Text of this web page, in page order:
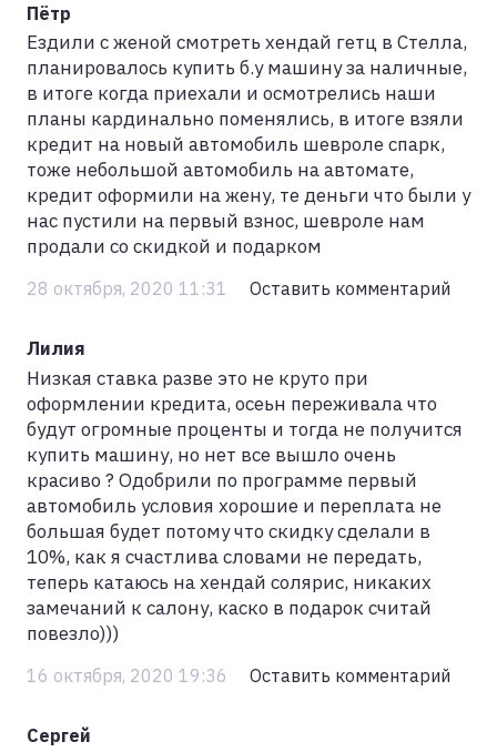
Пётр
Ездили с женой смотреть хендай гетц в Стелла,
планировалось купить б.у машину за наличные,
в итоге когда приехали и осмотрелись наши
планы кардинально поменялись, в итоге взяли
кредит на новый автомобиль шевроле спарк,
тоже небольшой автомобиль на автомате,
кредит оформили на жену, те деньги что были у
нас пустили на первый взнос, шевроле нам
продали со скидкой и подарком
28 октября, 2020 11:31 Оставить комментарий
Лилия
Низкая ставка разве это не круто при
оформлении кредита, осеьн переживала что
будут огромные проценты и тогда не получится
купить машину, но нет все вышло очень
красиво ? Одобрили по программе первый
автомобиль условия хорошие и переплата не
большая будет потому что скидку сделали в
10%, как я счастлива словами не передать,
теперь катаюсь на хендай солярис, никаких
замечаний к салону, каско в подарок считай
повезло)))
16 октября, 2020 19:36 Оставить комментарий
Сергей